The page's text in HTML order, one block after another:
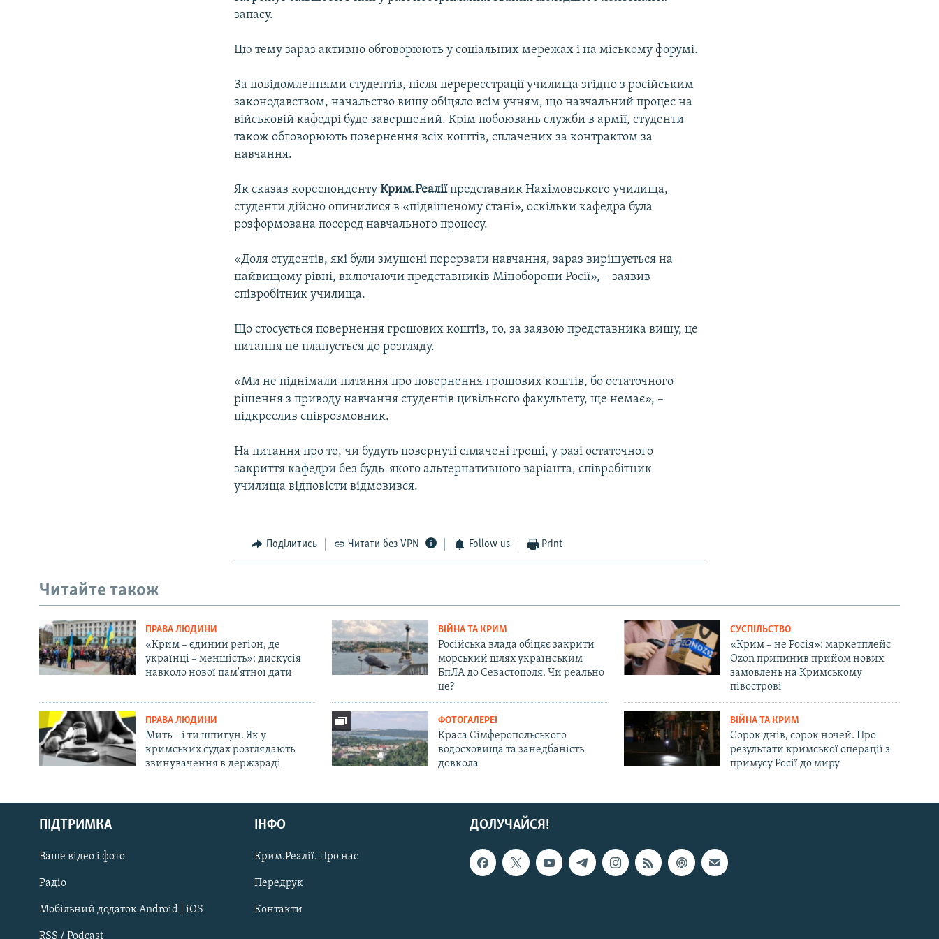
Русский
Qırımtatar
ДОЛУЧАЙСЯ!
запасу.
Цю тему зараз активно обговорюють у соціальних мережах і на міському форумі.
За повідомленнями студентів, після перереєстрації училища згідно з російським
законодавством, начальство вишу обіцяло всім учням, що навчальний процес на
військовій кафедрі буде завершений. Крім побоювань служби в армії, студенти
також обговорюють повернення всіх коштів, сплачених за контрактом за
навчання.
Як сказав кореспонденту Крим.Реаліїпредставник Нахімовського училища,
студенти дійсно опинилися в «підвішеному стані», оскільки кафедра була
розформована посеред навчального процесу.
«Доля студентів, які були змушені перервати навчання, зараз вирішується на
найвищому рівні, включаючи представників Міноборони Росії», – заявив
співробітник училища.
Що стосується повернення грошових коштів, то, за заявою представника вишу, це
питання не планується до розгляду.
«Ми не піднімали питання про повернення грошових коштів, бо остаточного
рішення з приводу навчання студентів цивільного факультету, ще немає», –
підкреслив співрозмовник.
На питання про те, чи будуть повернуті сплачені гроші, у разі остаточного
закриття кафедри без будь-якого альтернативного варіанта, співробітник
училища відповісти відмовився.
Поділитись Читати без VPN Follow us Print
Читайте також
ПРАВА ЛЮДИНИ
«Крим – єдиний регіон, де
українці – меншість»: дискусія
навколо нової пам'ятної дати
ВІЙНА ТА КРИМ
Російська влада обіцяє закрити
морський шлях українським
БпЛА до Севастополя. Чи реально
це?
СУСПІЛЬСТВО
«Крим – не Росія»: маркетплейс
Ozon припинив прийом нових
замовлень на Кримському
півострові
ПРАВА ЛЮДИНИ
Мить – і ти шпигун. Як у
кримських судах розглядають
звинувачення в держзраді
ФОТОГАЛЕРЕЇ
Краса Сімферопольського
водосховища та занедбаність
довкола
ВІЙНА ТА КРИМ
Сорок днів, сорок ночей. Про
результати кримської операції з
примусу Росії до миру
ДОЛУЧАЙСЯ!
ПІДТРИМКА
Ваше відео і фото
Радіо
Мобільний додаток Android | iOS
RSS / Podcast
ІНФО
Крим.Реалії. Про нас
Передрук
Контакти